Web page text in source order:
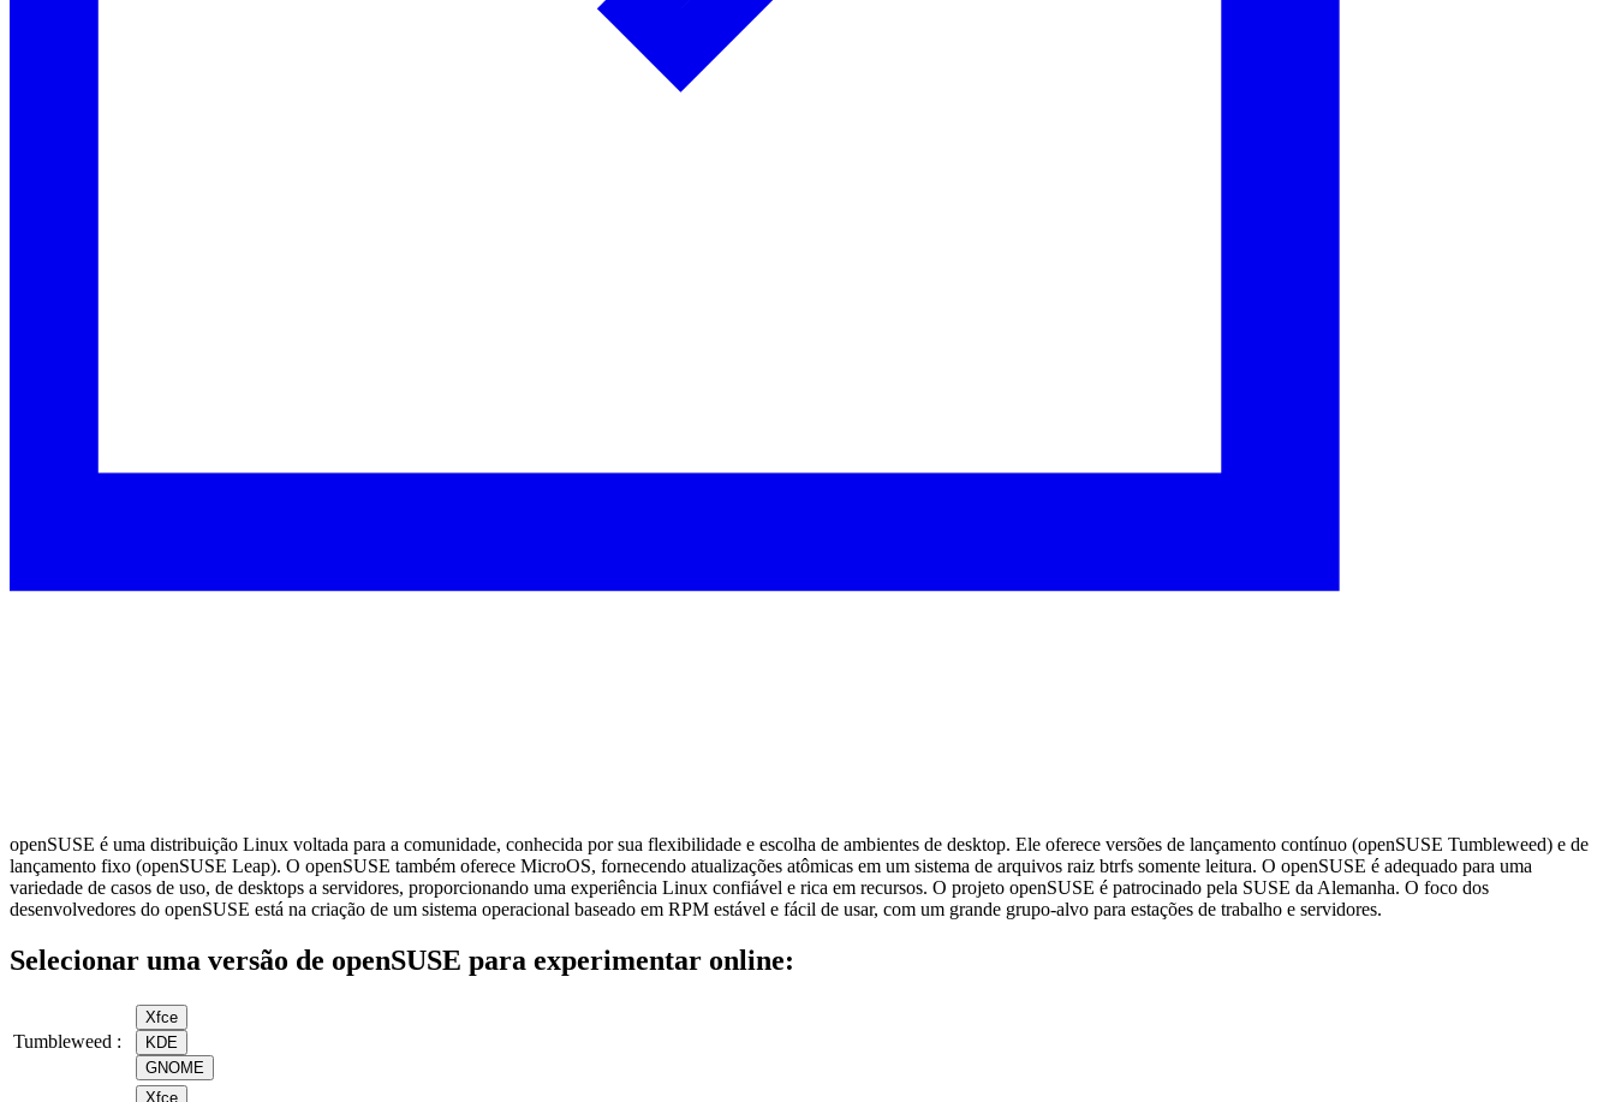
openSUSE é uma distribuição Linux voltada para a comunidade, conhecida por sua flexibilidade e escolha de ambientes de desktop. Ele oferece versões de lançamento contínuo (openSUSE Tumbleweed) e de
lançamento fixo (openSUSE Leap). O openSUSE também oferece MicroOS, fornecendo atualizações atômicas em um sistema de arquivos raiz btrfs somente leitura. O openSUSE é adequado para uma
variedade de casos de uso, de desktops a servidores, proporcionando uma experiência Linux confiável e rica em recursos. O projeto openSUSE é patrocinado pela SUSE da Alemanha. O foco dos
desenvolvedores do openSUSE está na criação de um sistema operacional baseado em RPM estável e fácil de usar, com um grande grupo-alvo para estações de trabalho e servidores.
Selecionar uma versão de openSUSE para experimentar online:
Tumbleweed :
Xfce
KDE
GNOME
Xfce